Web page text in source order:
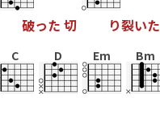
破った 切 り裂いた
C D Em Bm